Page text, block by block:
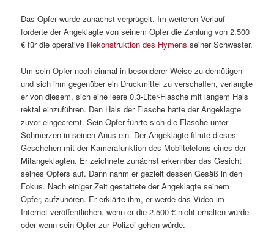
Das Opfer wurde zunächst verprügelt. Im weiteren Verlauf
forderte der Angeklagte von seinem Opfer die Zahlung von 2.500
€ für die operative Rekonstruktion des Hymens seiner Schwester.
Um sein Opfer noch einmal in besonderer Weise zu demütigen
und sich ihm gegenüber ein Druckmittel zu verschaffen, verlangte
er von diesem, sich eine leere 0,3-Liter-Flasche mit langem Hals
rektal einzuführen. Den Hals der Flasche hatte der Angeklagte
zuvor eingecremt. Sein Opfer führte sich die Flasche unter
Schmerzen in seinen Anus ein. Der Angeklagte filmte dieses
Geschehen mit der Kamerafunktion des Mobiltelefons eines der
Mitangeklagten. Er zeichnete zunächst erkennbar das Gesicht
seines Opfers auf. Dann nahm er gezielt dessen Gesäß in den
Fokus. Nach einiger Zeit gestattete der Angeklagte seinem
Opfer, aufzuhören. Er erklärte ihm, er werde das Video im
Internet veröffentlichen, wenn er die 2.500 € nicht erhalten würde
oder wenn sein Opfer zur Polizei gehen würde.